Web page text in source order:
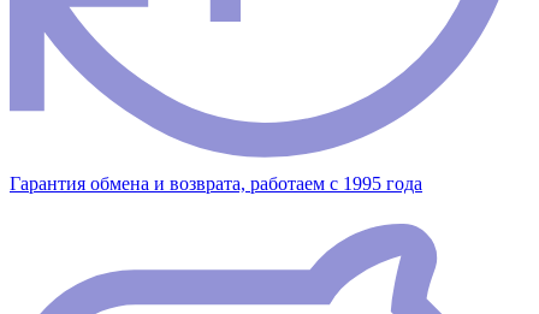
Гарантия обмена и возврата, работаем с 1995 года